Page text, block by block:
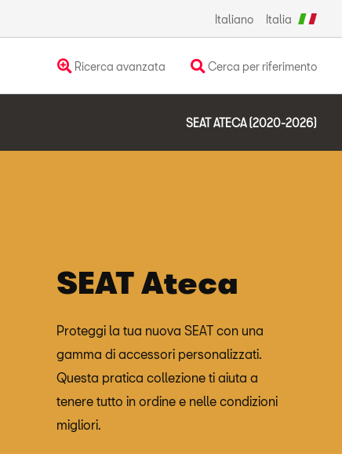
Italiano Italia
Ricerca avanzata Cerca per riferimento
SEAT ATECA (2020-2026)
SEAT Ateca
Proteggi la tua nuova SEAT con una
gamma di accessori personalizzati.
Questa pratica collezione ti aiuta a
tenere tutto in ordine e nelle condizioni
migliori.